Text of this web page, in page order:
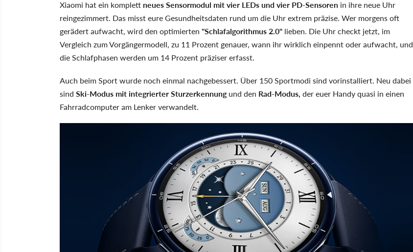
Xiaomi hat ein komplett neues Sensormodul mit vier LEDs und vier PD-Sensoren in ihre neue Uhr
reingezimmert. Das misst eure Gesundheitsdaten rund um die Uhr extrem präzise. Wer morgens oft
gerädert aufwacht, wird den optimierten "Schlafalgorithmus 2.0" lieben. Die Uhr checkt jetzt, im
Vergleich zum Vorgängermodell, zu 11 Prozent genauer, wann ihr wirklich einpennt oder aufwacht, und
die Schlafphasen werden um 14 Prozent präziser erfasst.
Auch beim Sport wurde noch einmal nachgebessert. Über 150 Sportmodi sind vorinstalliert. Neu dabei
sind Ski-Modus mit integrierter Sturzerkennungund den Rad-Modus, der euer Handy quasi in einen
Fahrradcomputer am Lenker verwandelt.